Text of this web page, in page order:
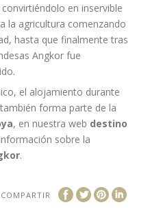
en inservible
la agricultura comenzando
hasta que finalmente tras
Angkor fue
el alojamiento durante
también forma parte de la
, en nuestra web destino
sobre la
.
COMPARTIR